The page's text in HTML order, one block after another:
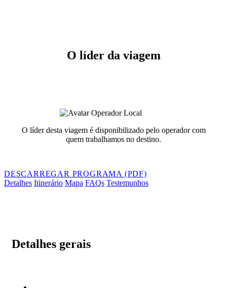
O líder da viagem
O líder desta viagem é disponibilizado pelo operador com
quem trabalhamos no destino.
DESCARREGAR PROGRAMA (PDF)
Detalhes Itinerário Mapa FAQs Testemunhos
Detalhes gerais